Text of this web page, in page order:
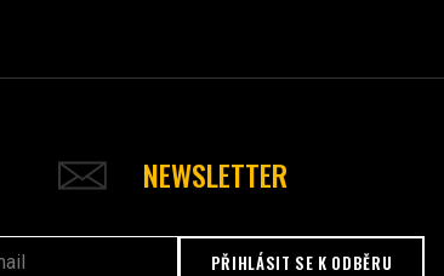
NEWSLETTER
PŘIHLÁSIT SE K ODBĚRU